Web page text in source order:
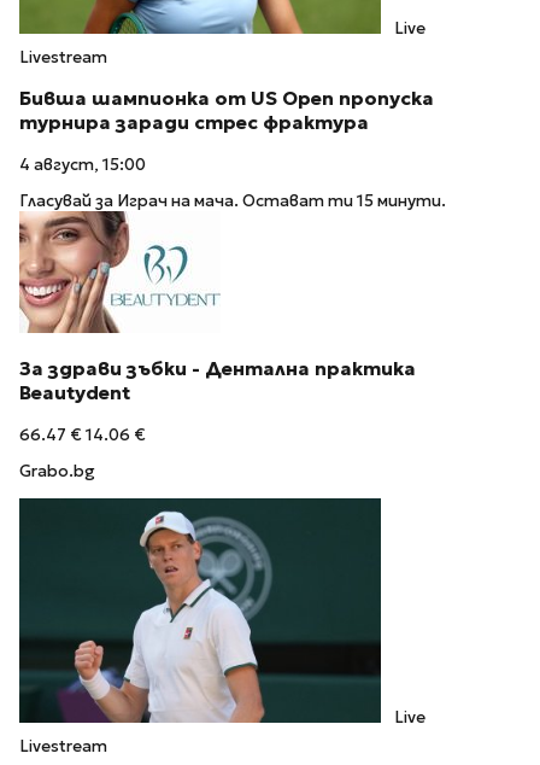
Live
Livestream
Бивша шампионка от US Open пропуска
турнира заради стрес фрактура
4 август, 15:00
Гласувай за Играч на мача. Остават ти 15 минути.
За здрави зъбки - Дентална практика
Beautydent
66.47 €14.06 €
Grabo.bg
Live
Livestream